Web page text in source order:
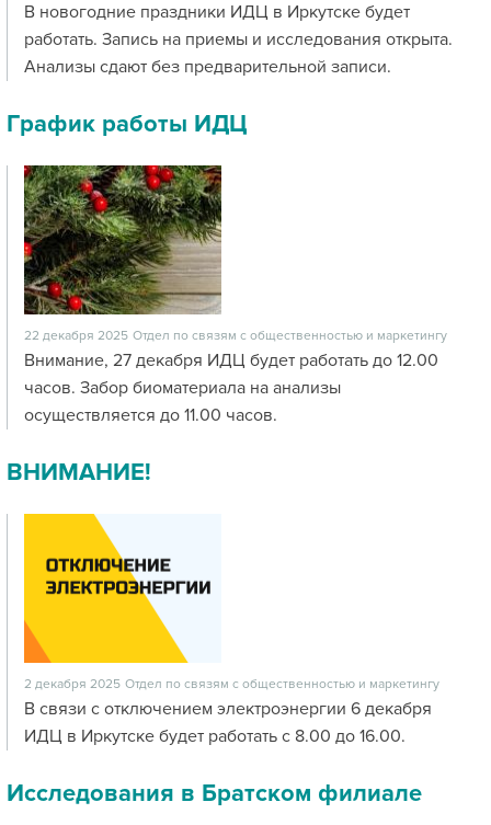
В новогодние праздники ИДЦ в Иркутске будет
работать. Запись на приемы и исследования открыта.
Анализы сдают без предварительной записи.
График работы ИДЦ
22 декабря 2025 Отдел по связям с общественностью и маркетингу
Внимание, 27 декабря ИДЦ будет работать до 12.00
часов. Забор биоматериала на анализы
осуществляется до 11.00 часов.
ВНИМАНИЕ!
2 декабря 2025 Отдел по связям с общественностью и маркетингу
В связи с отключением электроэнергии 6 декабря
ИДЦ в Иркутске будет работать с 8.00 до 16.00.
Исследования в Братском филиале